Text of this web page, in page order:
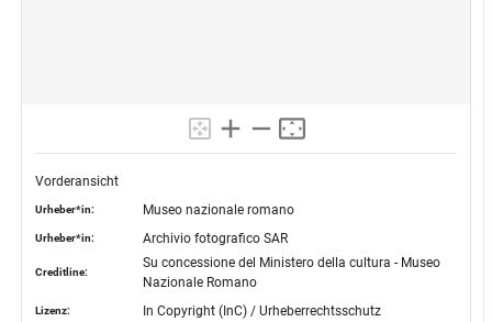
Vorderansicht
Urheber*in: Museo nazionale romano
Urheber*in: Archivio fotografico SAR
Creditline:
Su concessione del Ministero della cultura - Museo
Nazionale Romano
Lizenz: In Copyright (InC) / Urheberrechtsschutz